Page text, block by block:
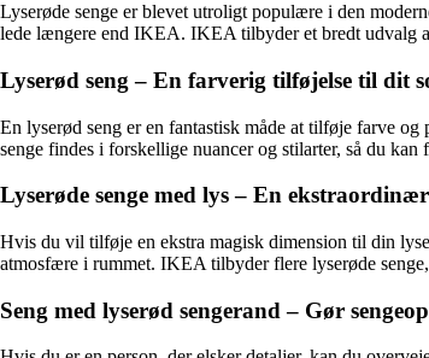
Lyserøde senge er blevet utroligt populære i den
lede længere end IKEA. IKEA tilbyder et bredt udvalg
Lyserød seng – En farverig tilføjelse til dit
En lyserød seng er en fantastisk måde at tilføje farve
senge findes i forskellige nuancer og stilarter, så du
Lyserøde senge med lys – En
Hvis du vil tilføje en ekstra magisk dimension til din
atmosfære i rummet. IKEA tilbyder flere lyserøde
Seng med lyserød sengerand – Gør